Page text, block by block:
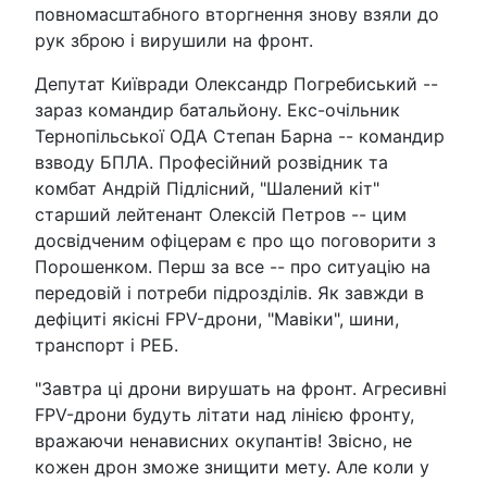
повномасштабного вторгнення знову взяли до
рук зброю і вирушили на фронт.
Депутат Київради Олександр Погребиський --
зараз командир батальйону. Екс-очільник
Тернопільської ОДА Степан Барна -- командир
взводу БПЛА. Професійний розвідник та
комбат Андрій Підлісний, "Шалений кіт"
старший лейтенант Олексій Петров -- цим
досвідченим офіцерам є про що поговорити з
Порошенком. Перш за все -- про ситуацію на
передовій і потреби підрозділів. Як завжди в
дефіциті якісні FPV-дрони, "Мавіки", шини,
транспорт і РЕБ.
"Завтра ці дрони вирушать на фронт. Агресивні
FPV-дрони будуть літати над лінією фронту,
вражаючи ненависних окупантів! Звісно, не
кожен дрон зможе знищити мету. Але коли у